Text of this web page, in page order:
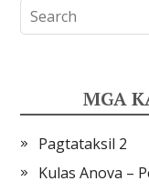
MGA
Pagtataksil 2
Kulas Anova –